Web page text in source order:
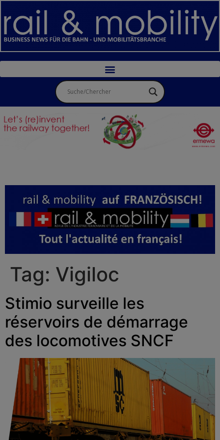
Tag: Vigiloc
Stimio surveille les
réservoirs de démarrage
des locomotives SNCF